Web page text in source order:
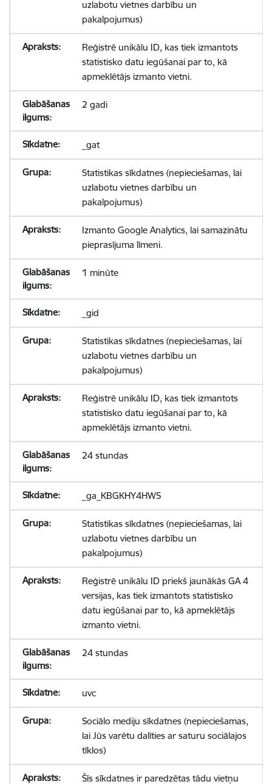
uzlabotu vietnes darbību un
pakalpojumus)
Reģistrē unikālu ID, kas tiek izmantots
statistisko datu iegūšanai par to, kā
apmeklētājs izmanto vietni.
2 gadi
_gat
Statistikas sīkdatnes (nepieciešamas, lai
uzlabotu vietnes darbību un
pakalpojumus)
Izmanto Google Analytics, lai samazinātu
pieprasījuma līmeni.
1 minūte
_gid
Statistikas sīkdatnes (nepieciešamas, lai
uzlabotu vietnes darbību un
pakalpojumus)
Reģistrē unikālu ID, kas tiek izmantots
statistisko datu iegūšanai par to, kā
apmeklētājs izmanto vietni.
24 stundas
_ga_KBGKHY4HW5
Statistikas sīkdatnes (nepieciešamas, lai
uzlabotu vietnes darbību un
pakalpojumus)
Reģistrē unikālu ID priekš jaunākās GA 4
versijas, kas tiek izmantots statistisko
datu iegūšanai par to, kā apmeklētājs
izmanto vietni.
24 stundas
uvc
Sociālo mediju sīkdatnes (nepieciešamas,
lai Jūs varētu dalīties ar saturu sociālajos
tīklos)
Šīs sīkdatnes ir paredzētas tādu vietņu